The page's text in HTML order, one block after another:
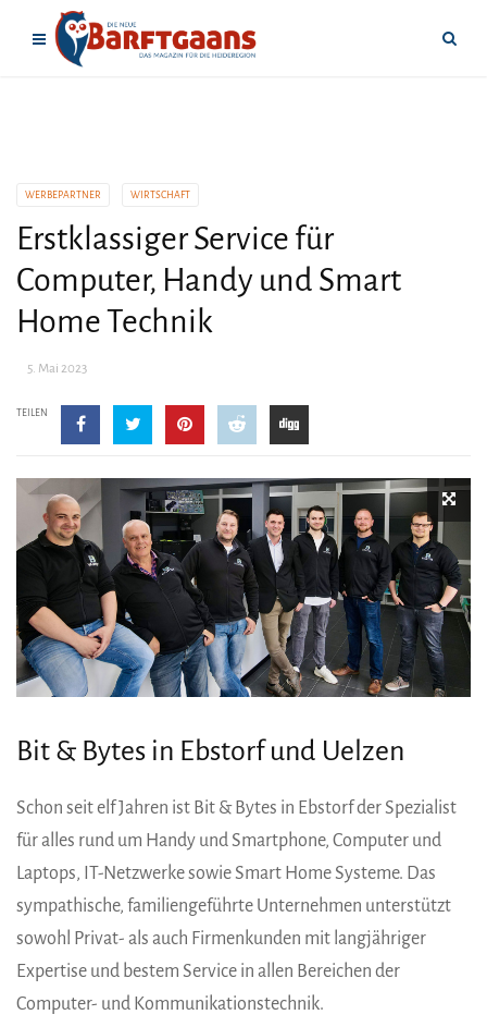
WERBEPARTNER WIRTSCHAFT
Erstklassiger Service für
Computer, Handy und Smart
Home Technik
5. Mai 2023
TEILEN
Bit & Bytes in Ebstorf und Uelzen
Schon seit elf Jahren ist Bit & Bytes in Ebstorf der Spezialist
für alles rund um Handy und Smartphone, Computer und
Laptops, IT-Netzwerke sowie Smart Home Systeme. Das
sympathische, familiengeführte Unternehmen unterstützt
sowohl Privat- als auch Firmenkunden mit langjähriger
Expertise und bestem Service in allen Bereichen der
Computer- und Kommunikationstechnik.